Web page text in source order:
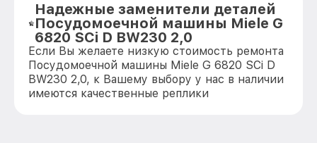
Надежные заменители деталей
Посудомоечной машины Miele G
6820 SCi D BW230 2,0
Если Вы желаете низкую стоимость ремонта
Посудомоечной машины Miele G 6820 SCi D
BW230 2,0, к Вашему выбору у нас в наличии
имеются качественные реплики